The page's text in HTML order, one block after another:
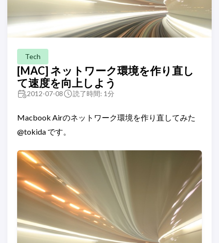
Tech
[MAC] ネットワーク環境を作り直し
て速度を向上しよう
2012-07-08 読了時間: 1分
Macbook Airのネットワーク環境を作り直してみた
@tokida です。